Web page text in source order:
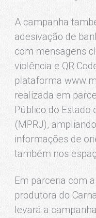
A campanha
adesivação de
com mensagens
violência e QR
plataforma
realizada em
Público do Estado
(MPRJ),
informações de
também nos
Em parceria com
produtora do
levará a